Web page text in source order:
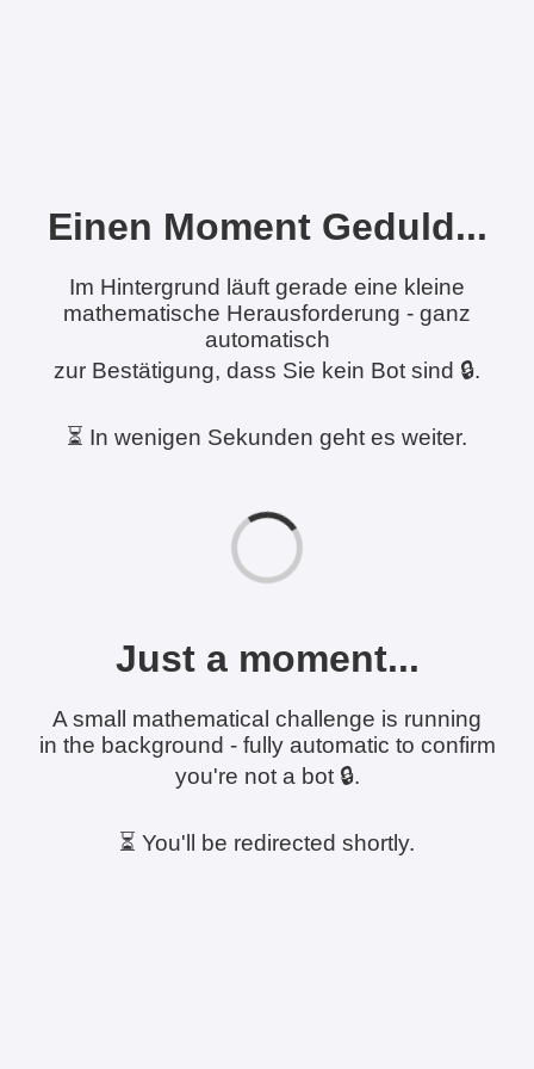
Einen Moment Geduld...
Im Hintergrund läuft gerade eine kleine
mathematische Herausforderung - ganz
automatisch
zur Bestätigung, dass Sie kein Bot sind 🔒.
⏳ In wenigen Sekunden geht es weiter.
Just a moment...
A small mathematical challenge is running
in the background - fully automatic to confirm
you're not a bot 🔒.
⏳ You'll be redirected shortly.